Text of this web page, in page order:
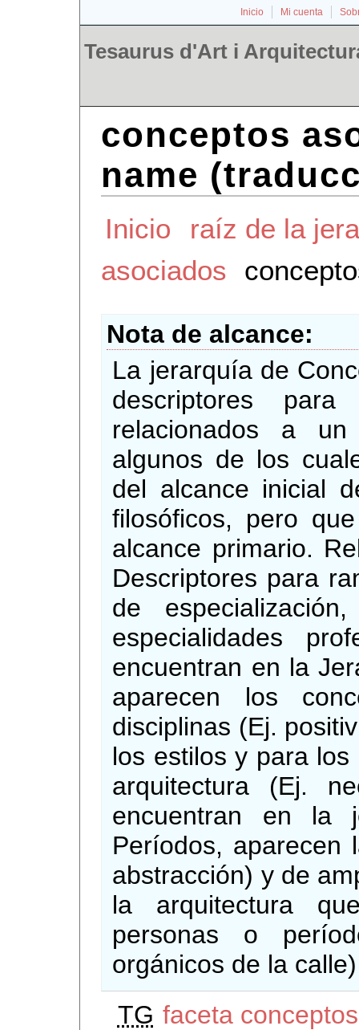
Inicio Mi cuenta
Tesaurus d'Art i
conceptos
name
Inicio
raíz de la
asociados
Nota de alcance
La jerarquía de
descriptores
relacionados a
algunos de los
del alcance inicial
filosóficos, pero
alcance primario.
Descriptores para
de
especialidades
encuentran en la
aparecen los
disciplinas (Ej.
los estilos y para
arquitectura (Ej.
encuentran en la
Períodos, aparecen
abstracción) y de
la arquitectura
personas o
orgánicos de la
TG faceta